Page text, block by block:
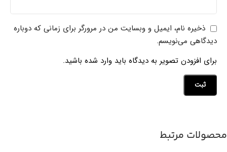
ذخیره نام، ایمیل و وبسایت من در مرورگر برای زمانی که دوباره
دیدگاهی می‌نویسم.
برای افزودن تصویر به دیدگاه باید وارد شده باشید.
محصولات مرتبط